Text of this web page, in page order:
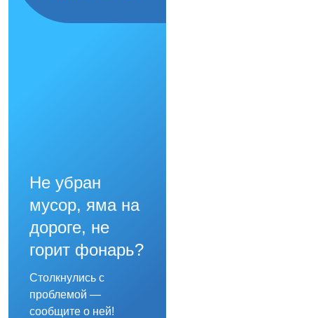
Не убран
мусор, яма на
дороге, не
горит фонарь?
Столкнулись с
проблемой —
сообщите о ней!